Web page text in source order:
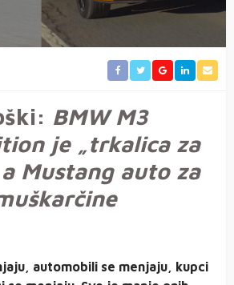
BMW M3
je „trkalica za
Mustang auto za
automobili se menjaju, kupci